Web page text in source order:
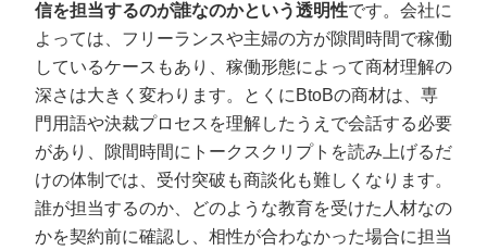
信を担当するのが誰なのかという透明性です。会社に
よっては、フリーランスや主婦の方が隙間時間で稼働
しているケースもあり、稼働形態によって商材理解の
深さは大きく変わります。とくにBtoBの商材は、専
門用語や決裁プロセスを理解したうえで会話する必要
があり、隙間時間にトークスクリプトを読み上げるだ
けの体制では、受付突破も商談化も難しくなります。
誰が担当するのか、どのような教育を受けた人材なの
かを契約前に確認し、相性が合わなかった場合に担当